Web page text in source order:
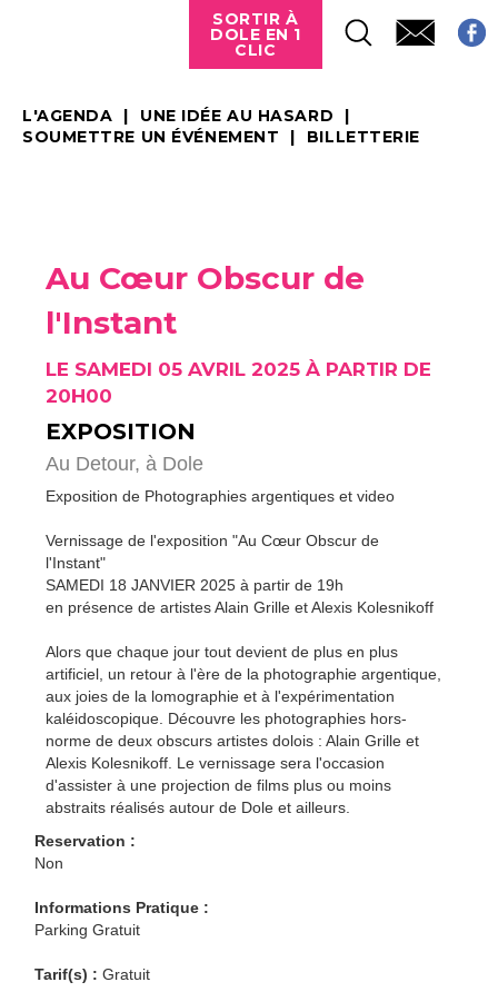
SORTIR À
DOLE EN 1
CLIC
L'AGENDA
UNE IDÉE AU HASARD
SOUMETTRE UN ÉVÉNEMENT
BILLETTERIE
Au Cœur Obscur de
l'Instant
LE SAMEDI 05 AVRIL 2025 À PARTIR DE
20H00
EXPOSITION
Au Detour, à Dole
Exposition de Photographies argentiques et video
Vernissage de l'exposition "Au Cœur Obscur de
l'Instant"
SAMEDI 18 JANVIER 2025 à partir de 19h
en présence de artistes Alain Grille et Alexis Kolesnikoff
Alors que chaque jour tout devient de plus en plus
artificiel, un retour à l'ère de la photographie argentique,
aux joies de la lomographie et à l'expérimentation
kaléidoscopique. Découvre les photographies hors-
norme de deux obscurs artistes dolois : Alain Grille et
Alexis Kolesnikoff. Le vernissage sera l'occasion
d'assister à une projection de films plus ou moins
abstraits réalisés autour de Dole et ailleurs.
Reservation :
Non
Informations Pratique :
Parking Gratuit
Tarif(s) : Gratuit